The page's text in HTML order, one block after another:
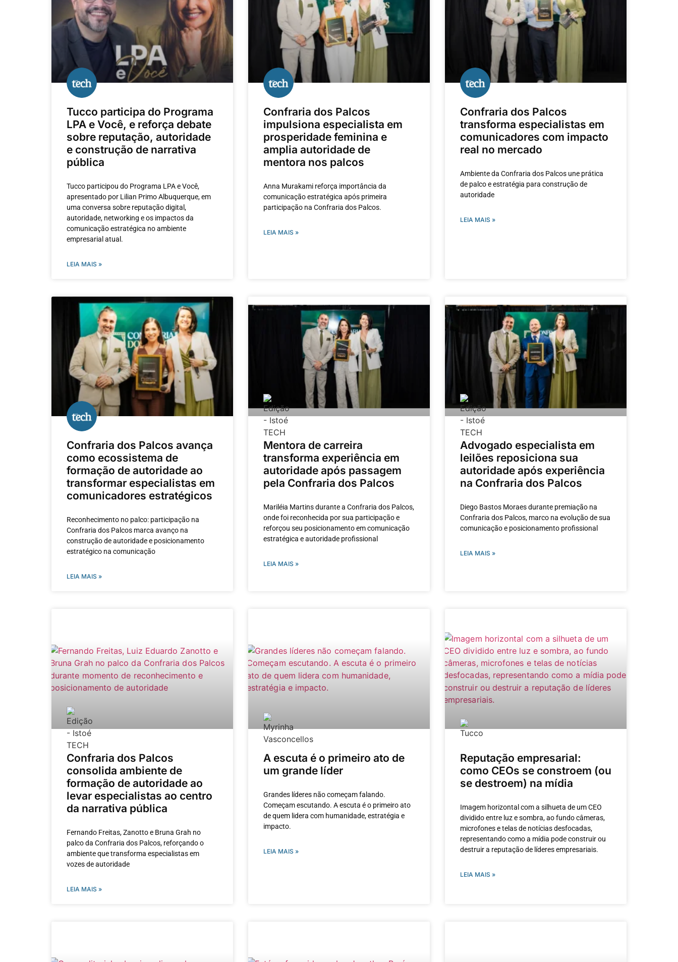
Tucco participa do Programa
LPA e Você, e reforça debate
sobre reputação, autoridade
e construção de narrativa
pública
Tucco participou do Programa LPA e Você,
apresentado por Lilian Primo Albuquerque, em
uma conversa sobre reputação digital,
autoridade, networking e os impactos da
comunicação estratégica no ambiente
empresarial atual.
LEIA MAIS »
Confraria dos Palcos
impulsiona especialista em
prosperidade feminina e
amplia autoridade de
mentora nos palcos
Anna Murakami reforça importância da
comunicação estratégica após primeira
participação na Confraria dos Palcos.
LEIA MAIS »
Confraria dos Palcos
transforma especialistas em
comunicadores com impacto
real no mercado
Ambiente da Confraria dos Palcos une prática
de palco e estratégia para construção de
autoridade
LEIA MAIS »
Confraria dos Palcos avança
como ecossistema de
formação de autoridade ao
transformar especialistas em
comunicadores estratégicos
Reconhecimento no palco: participação na
Confraria dos Palcos marca avanço na
construção de autoridade e posicionamento
estratégico na comunicação
LEIA MAIS »
Mentora de carreira
transforma experiência em
autoridade após passagem
pela Confraria dos Palcos
Mariléia Martins durante a Confraria dos Palcos,
onde foi reconhecida por sua participação e
reforçou seu posicionamento em comunicação
estratégica e autoridade profissional
LEIA MAIS »
Advogado especialista em
leilões reposiciona sua
autoridade após experiência
na Confraria dos Palcos
Diego Bastos Moraes durante premiação na
Confraria dos Palcos, marco na evolução de sua
comunicação e posicionamento profissional
LEIA MAIS »
Confraria dos Palcos
consolida ambiente de
formação de autoridade ao
levar especialistas ao centro
da narrativa pública
Fernando Freitas, Zanotto e Bruna Grah no
palco da Confraria dos Palcos, reforçando o
ambiente que transforma especialistas em
vozes de autoridade
LEIA MAIS »
A escuta é o primeiro ato de
um grande líder
Grandes líderes não começam falando.
Começam escutando. A escuta é o primeiro ato
de quem lidera com humanidade, estratégia e
impacto.
LEIA MAIS »
Reputação empresarial:
como CEOs se constroem (ou
se destroem) na mídia
Imagem horizontal com a silhueta de um CEO
dividido entre luz e sombra, ao fundo câmeras,
microfones e telas de notícias desfocadas,
representando como a mídia pode construir ou
destruir a reputação de líderes empresariais.
LEIA MAIS »